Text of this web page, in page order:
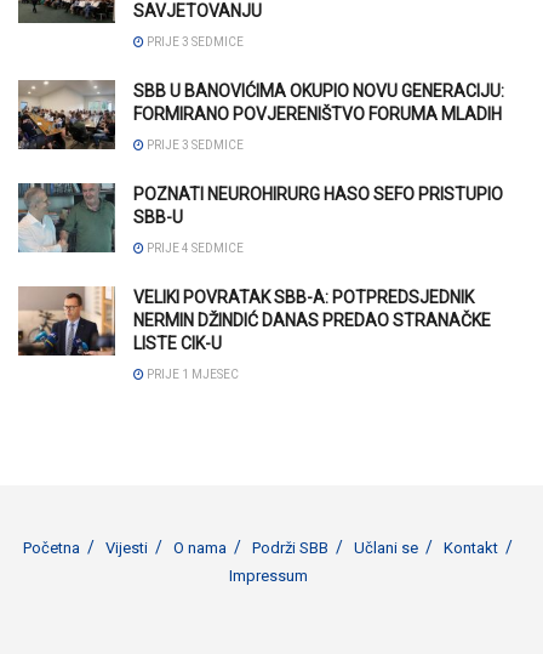
SAVJETOVANJU
PRIJE 3 SEDMICE
SBB U BANOVIĆIMA OKUPIO NOVU GENERACIJU:
FORMIRANO POVJERENIŠTVO FORUMA MLADIH
PRIJE 3 SEDMICE
POZNATI NEUROHIRURG HASO SEFO PRISTUPIO
SBB-U
PRIJE 4 SEDMICE
VELIKI POVRATAK SBB-A: POTPREDSJEDNIK
NERMIN DŽINDIĆ DANAS PREDAO STRANAČKE
LISTE CIK-U
PRIJE 1 MJESEC
Početna Vijesti O nama Podrži SBB Učlani se
Kontakt
Impressum